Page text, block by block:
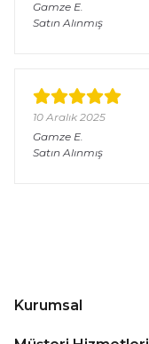
Gamze E.
Satın Alınmış
10 Aralık 2025
Gamze E.
Satın Alınmış
Kurumsal